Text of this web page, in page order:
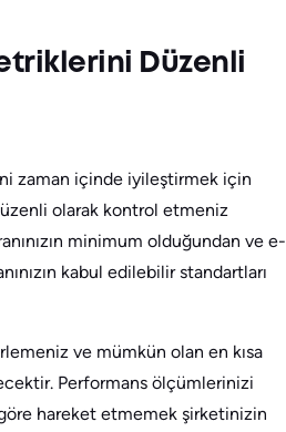
Düzenli
zaman içinde iyileştirmek için
olarak kontrol etmeniz
minimum olduğundan ve e-
kabul edilebilir standartları
ve mümkün olan en kısa
Performans ölçümlerinizi
hareket etmemek şirketinizin